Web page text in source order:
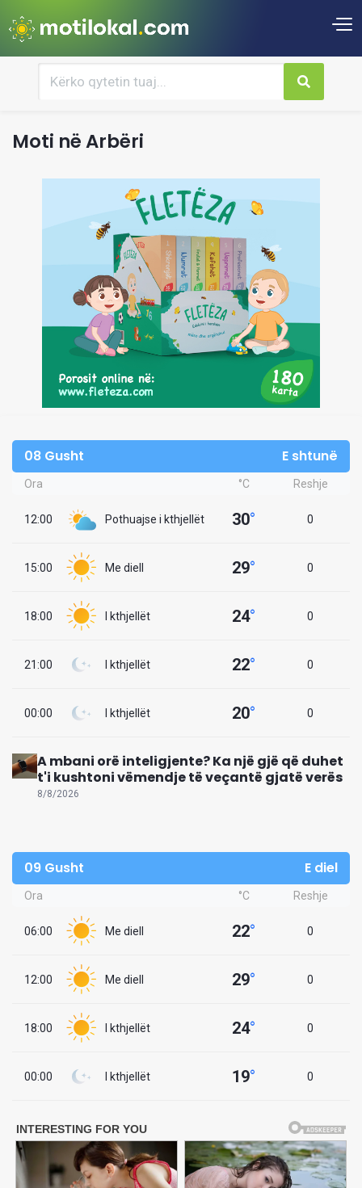
Moti në Arbëri
08 Gusht E shtunë
Ora °C Reshje
12:00 Pothuajse i kthjellët 30° 0
15:00 Me diell 29° 0
18:00 I kthjellët 24° 0
21:00 I kthjellët 22° 0
00:00 I kthjellët 20° 0
A mbani orë inteligjente? Ka një gjë që duhet
t'i kushtoni vëmendje të veçantë gjatë verës
8/8/2026
09 Gusht E diel
Ora °C Reshje
06:00 Me diell 22° 0
12:00 Me diell 29° 0
18:00 I kthjellët 24° 0
00:00 I kthjellët 19° 0